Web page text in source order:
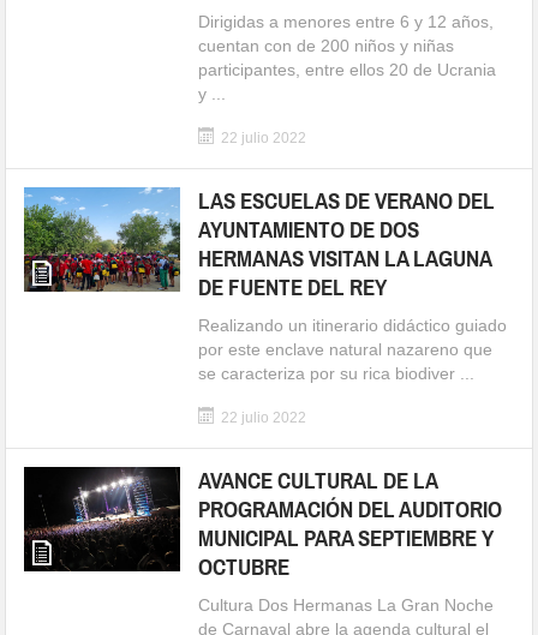
Dirigidas a menores entre 6 y 12 años,
cuentan con de 200 niños y niñas
participantes, entre ellos 20 de Ucrania
y ...
22 julio 2022
LAS ESCUELAS DE VERANO DEL
AYUNTAMIENTO DE DOS
HERMANAS VISITAN LA LAGUNA
DE FUENTE DEL REY
Realizando un itinerario didáctico guiado
por este enclave natural nazareno que
se caracteriza por su rica biodiver ...
22 julio 2022
AVANCE CULTURAL DE LA
PROGRAMACIÓN DEL AUDITORIO
MUNICIPAL PARA SEPTIEMBRE Y
OCTUBRE
Cultura Dos Hermanas La Gran Noche
de Carnaval abre la agenda cultural el